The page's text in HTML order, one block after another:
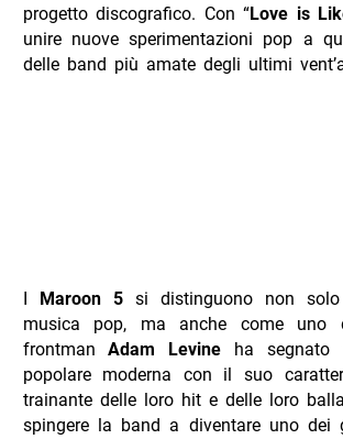
progetto discografico. Con “Love is
unire nuove sperimentazioni pop a
delle band più amate degli ultimi
Maroon 5si distinguono non solo
musica pop, ma anche come uno
frontman Adam Levine ha segnato
popolare moderna con il suo
trainante delle loro hit e delle loro
spingere la band a diventare uno dei